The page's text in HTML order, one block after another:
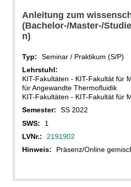
Anleitung zum
(Bachelor-/Master-/
n)
Typ:
Seminar / Praktikum (S/P)
Lehrstuhl:
KIT-Fakultäten - KIT-Fakultät für
für Angewandte Thermofluidik
KIT-Fakultäten - KIT-Fakultät für
Semester:
SS 2022
SWS:
1
LVNr.:
2191902
Hinweis:
Präsenz/Online